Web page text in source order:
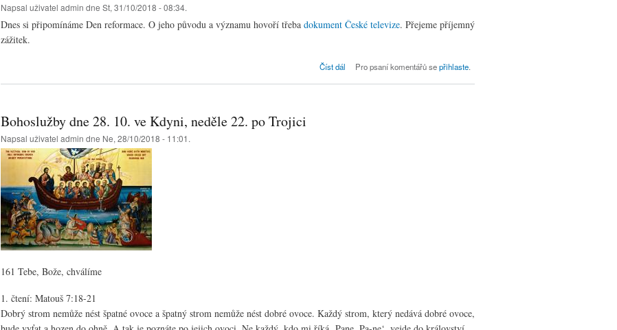
Napsal uživatel admin dne St, 31/10/2018 - 08:34.
Dnes si připomínáme Den reformace. O jeho původu a významu hovoří třeba dokument České televize. Přejeme příjemný
zážitek.
Číst dál Den reformace
Pro psaní komentářů sepřihlaste.
Bohoslužby dne 28. 10. ve Kdyni, neděle 22. po Trojici
Napsal uživatel admin dne Ne, 28/10/2018 - 11:01.
161 Tebe, Bože, chválíme
1. čtení: Matouš 7:18-21
Dobrý strom nemůže nést špatné ovoce a špatný strom nemůže nést dobré ovoce. Každý strom, který nedává dobré ovoce,